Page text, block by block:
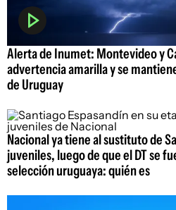
Alerta de Inumet: Montevideo y
advertencia amarilla y se
de Uruguay
Nacional ya tiene al sustituto de
juveniles, luego de que el DT se
selección uruguaya: quién es